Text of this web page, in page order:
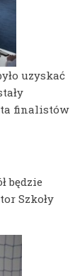
uzyskać
finalistów
będzie
Szkoły